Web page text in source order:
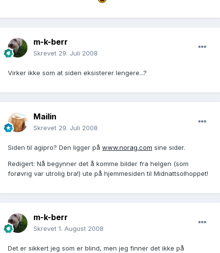
m-k-berr
Skrevet 29. Juli 2008
Virker ikke som at siden eksisterer lengere...?
Mailin
Skrevet 29. Juli 2008
Siden til agipro? Den ligger på www.norag.com sine sider.
Redigert: Nå begynner det å komme bilder fra helgen (som
forøvrig var utrolig bra!) ute på hjemmesiden til Midnattsolhoppet!
m-k-berr
Skrevet 1. August 2008
Det er sikkert jeg som er blind, men jeg finner det ikke på